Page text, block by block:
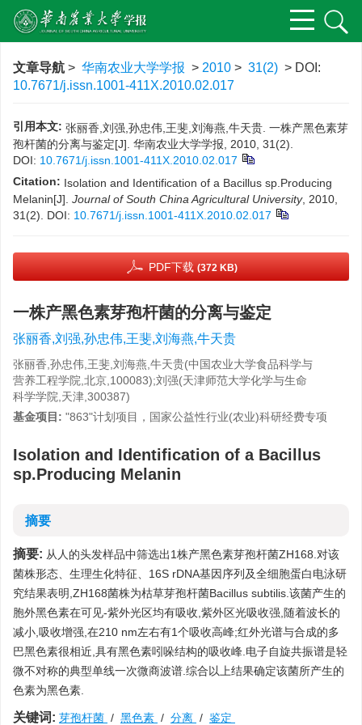
文章导航 > 华南农业大学学报 > 2010 > 31(2) > DOI:
10.7671/j.issn.1001-411X.2010.02.017
引用本文: 张丽香,刘强,孙忠伟,王斐,刘海燕,牛天贵. 一株产黑色素芽
孢杆菌的分离与鉴定[J]. 华南农业大学学报, 2010, 31(2).
DOI: 10.7671/j.issn.1001-411X.2010.02.017
Citation: Isolation and Identification of a Bacillus sp.Producing
Melanin[J]. Journal of South China Agricultural University, 2010,
31(2). DOI: 10.7671/j.issn.1001-411X.2010.02.017
PDF下载 (372 KB)
一株产黑色素芽孢杆菌的分离与鉴定
张丽香,刘强,孙忠伟,王斐,刘海燕,牛天贵
张丽香,孙忠伟,王斐,刘海燕,牛天贵(中国农业大学食品科学与
营养工程学院,北京,100083);刘强(天津师范大学化学与生命
科学学院,天津,300387)
基金项目: "863"计划项目，国家公益性行业(农业)科研经费专项
Isolation and Identification of a Bacillus
sp.Producing Melanin
摘要
摘要: 从人的头发样品中筛选出1株产黑色素芽孢杆菌ZH168.对该
菌株形态、生理生化特征、16S rDNA基因序列及全细胞蛋白电泳研
究结果表明,ZH168菌株为枯草芽孢杆菌Bacillus subtilis.该菌产生的
胞外黑色素在可见-紫外光区均有吸收,紫外区光吸收强,随着波长的
减小,吸收增强,在210 nm左右有1个吸收高峰;红外光谱与合成的多
巴黑色素很相近,具有黑色素吲哚结构的吸收峰.电子自旋共振谱是轻
微不对称的典型单线一次微商波谱.综合以上结果确定该菌所产生的
色素为黑色素.
关键词: 芽孢杆菌 / 黑色素 / 分离 / 鉴定